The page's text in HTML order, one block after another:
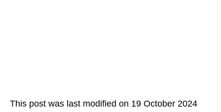
This post was last modified on 19 October 2024